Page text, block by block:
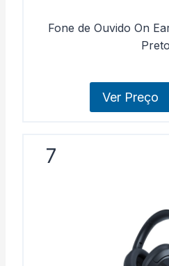
Fone de Ouvido On
Preto
Ver Preço
7